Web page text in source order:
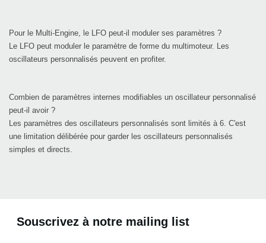
Pour le Multi-Engine, le LFO peut-il moduler ses paramètres ?
Le LFO peut moduler le paramètre de forme du multimoteur. Les
oscillateurs personnalisés peuvent en profiter.
Combien de paramètres internes modifiables un oscillateur personnalisé
peut-il avoir ?
Les paramètres des oscillateurs personnalisés sont limités à 6. C'est
une limitation délibérée pour garder les oscillateurs personnalisés
simples et directs.
Souscrivez à notre mailing list